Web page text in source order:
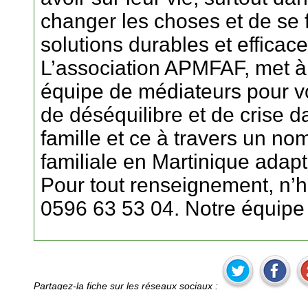
changer les choses et de
solutions durables et
L’association APMFAF,
équipe de médiateurs pour
de déséquilibre et de crise
famille et ce à travers un
familiale en Martinique
Pour tout renseignement,
0596 63 53 04. Notre
Partagez-la fiche sur les réseaux sociaux :